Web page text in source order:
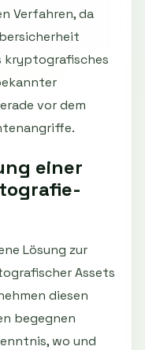
Verfahren, da
kryptografisches
vor dem
einer
Lösung zur
Assets
diesen
begegnen
wo und